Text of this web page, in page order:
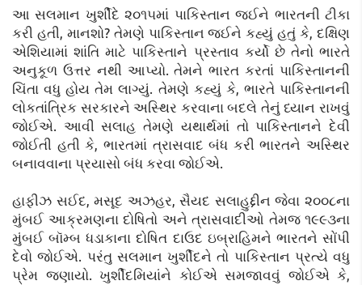
આ સલમાન ખુર્શીદે ૨૦૧૫માં પાકિસ્તાન જઈને ભારતની ટીકા
કરી હતી, માનશો? તેમણે પાકિસ્તાન જઈને કહ્યું હતું કે, દક્ષિણ
એશિયામાં શાંતિ માટે પાકિસ્તાને પ્રસ્તાવ કર્યો છે તેનો ભારતે
અનુકૂળ ઉત્તર નથી આપ્યો. તેમને ભારત કરતાં પાકિસ્તાનની
ચિંતા વધુ હોય તેમ લાગ્યું. તેમણે કહ્યું કે, ભારતે પાકિસ્તાનની
લોકતાંત્રિક સરકારને અસ્થિર કરવાના બદલે તેનું ધ્યાન રાખવું
જોઈએ. આવી સલાહ તેમણે યથાર્થમાં તો પાકિસ્તાનને દેવી
જોઈતી હતી કે, ભારતમાં ત્રાસવાદ બંધ કરી ભારતને અસ્થિર
બનાવવાના પ્રયાસો બંધ કરવા જોઈએ.
હાફીઝ સઈદ, મસૂદ અઝહર, સૈયદ સલાહુદ્દીન જેવા ૨૦૦૮ના
મુંબઈ આક્રમણના દોષિતો અને ત્રાસવાદીઓ તેમજ ૧૯૯૩ના
મુંબઈ બૉમ્બ ધડાકાના દોષિત દાઉદ ઇબ્રાહિમને ભારતને સોંપી
દેવો જોઈએ. પરંતુ સલમાન ખુર્શીદને તો પાકિસ્તાન પ્રત્યે વધુ
પ્રેમ જણાયો. ખુર્શીદમિયાંને કોઈએ સમજાવવું જોઈએ કે,